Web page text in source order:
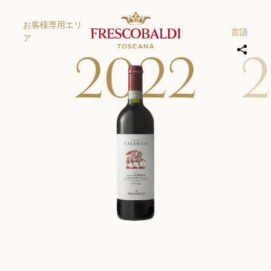
お客様専用エリ
ア
言語
2022 2